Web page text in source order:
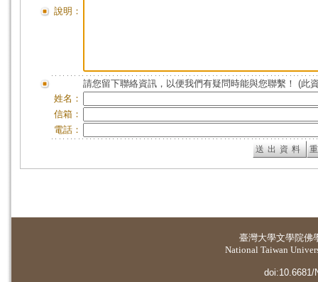
說明：
請您留下聯絡資訊，以便我們有疑問時能與您聯繫！ (此
姓名：
信箱：
電話：
臺灣大學文學院佛
National Taiwan
doi:10.6681/